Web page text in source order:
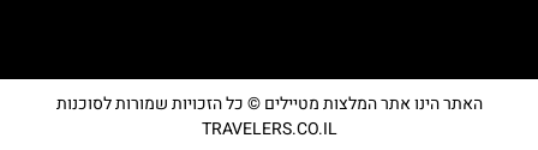
האתר הינו אתר המלצות מטיילים © כל הזכויות שמורות לסוכנות
TRAVELERS.CO.IL